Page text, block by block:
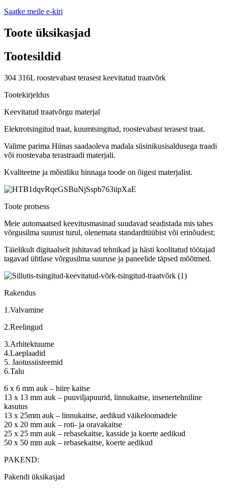
Saatke meile e-kiri
Toote üksikasjad
Tootesildid
304 316L roostevabast terasest keevitatud traatvõrk
Tootekirjeldus
Keevitatud traatvõrgu materjal
Elektrotsingitud traat, kuumtsingitud, roostevabast terasest traat.
Valime parima Hiinas saadaoleva madala süsinikusisaldusega traadi
või roostevaba terastraadi materjali.
Kvaliteetne ja mõistliku hinnaga toode on õigest materjalist.
Toote protsess
Meie automaatsed keevitusmasinad suudavad seadistada mis tahes
võrgusilma suurust turul, olenemata standardtüübist või erinõudest;
Täielikult digitaalselt juhitavad tehnikad ja hästi koolitatud töötajad
tagavad ühtlase võrgusilma suuruse ja paneelide täpsed mõõtmed.
Rakendus
1.Valvamine
2.Reelingud
3.Arhitektuurne
4.Laeplaadid
5. Jaotussüsteemid
6.Talu
6 x 6 mm auk – hiire kaitse
13 x 13 mm auk – puuviljapuurid, linnukaitse, insenertehniline
kasutus
13 x 25mm auk – linnukaitse, aedikud väikeloomadele
20 x 20 mm auk – roti- ja oravakaitse
25 x 25 mm auk – rebasekaitse, kasside ja koerte aedikud
50 x 50 mm auk – rebasekaitse, koerte aedikud
PAKEND:
Pakendi üksikasjad